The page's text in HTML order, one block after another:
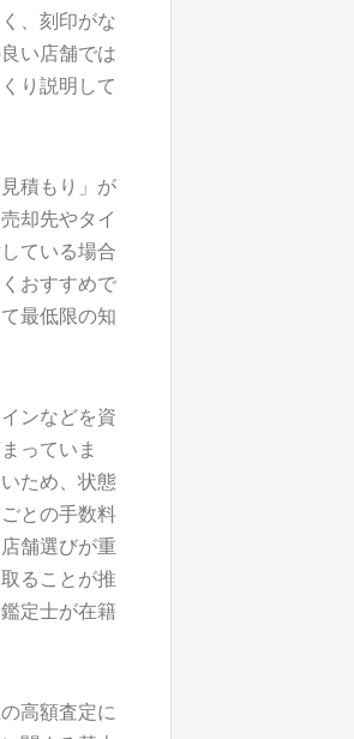
、刻印がな
い店舗では
り説明して
積もり」が
却先やタイ
ている場合
おすすめで
最低限の知
ンなどを資
っていま
ため、状態
との手数料
舗選びが重
ることが推
定士が在籍
高額査定に